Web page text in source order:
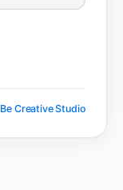
Be Creative Studio